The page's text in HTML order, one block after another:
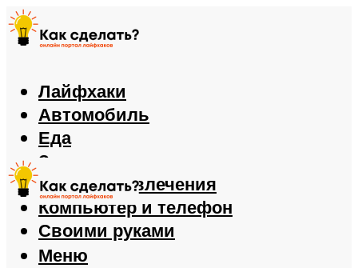
Лайфхаки
Автомобиль
Еда
Здоровье
Игры и развлечения
Компьютер и телефон
Своими руками
Меню